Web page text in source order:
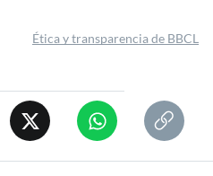
Ética y transparencia de BBCL